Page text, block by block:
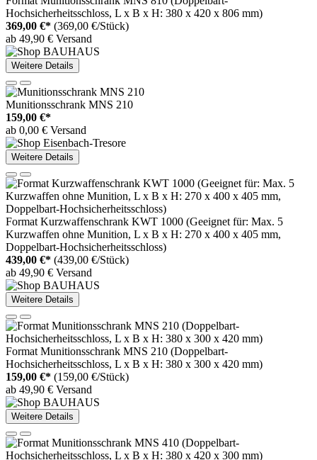
Hochsicherheitsschloss, L x B x H: 380 x 420 x 806 mm)
369,00 €* (369,00 €/Stück)
ab 49,90 € Versand
Weitere Details
Munitionsschrank MNS 210
159,00 €*
ab 0,00 € Versand
Weitere Details
Format Kurzwaffenschrank KWT 1000 (Geeignet für: Max. 5
Kurzwaffen ohne Munition, L x B x H: 270 x 400 x 405 mm,
Doppelbart-Hochsicherheitsschloss)
439,00 €* (439,00 €/Stück)
ab 49,90 € Versand
Weitere Details
Format Munitionsschrank MNS 210 (Doppelbart-
Hochsicherheitsschloss, L x B x H: 380 x 300 x 420 mm)
159,00 €* (159,00 €/Stück)
ab 49,90 € Versand
Weitere Details